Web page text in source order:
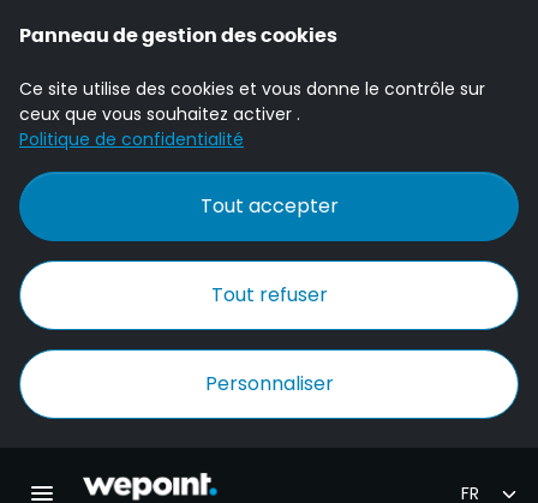
Panneau de gestion des cookies
Ce site utilise des cookies et vous donne le contrôle sur
ceux que vous souhaitez activer .
Politique de confidentialité
Tout accepter
Tout refuser
Personnaliser